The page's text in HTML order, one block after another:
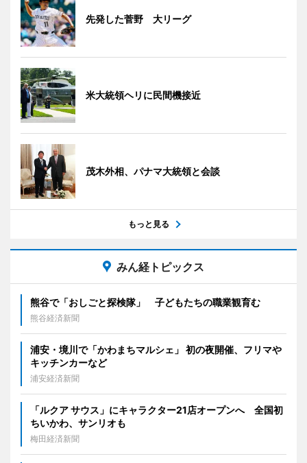
先発した菅野 大リーグ
米大統領ヘリに民間機接近
茂木外相、パナマ大統領と会談
もっと見る
みん経トピックス
熊谷で「おしごと探検隊」 子どもたちの職業観育む
熊谷経済新聞
浦安・境川で「かわまちマルシェ」 初の夜開催、フリマや
キッチンカーなど
浦安経済新聞
「ルクア サウス」にキャラクター21店オープンへ 全国初
ちいかわ、サンリオも
梅田経済新聞